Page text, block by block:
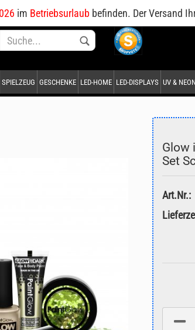
DE
Sprache auswählen
Lieferland
Passwort vergessen?
im Betriebsurlaub befinden. Der Versand
SPIELZEUG GESCHENKE LED-HOME LED-DISPLAYS UV & NEON
Glow
Set
Art.Nr.: